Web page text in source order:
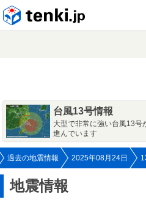
台風13号情報
大型で非常に強い台風13号
進んでいます
過去の地震情報 2025年08月24日
地震情報